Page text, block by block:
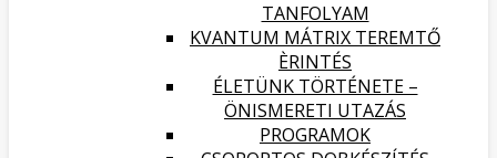
TANFOLYAM
KVANTUM MÁTRIX TEREMTŐ
ÈRINTÉS
ÉLETÜNK TÖRTÉNETE –
ÖNISMERETI UTAZÁS
PROGRAMOK